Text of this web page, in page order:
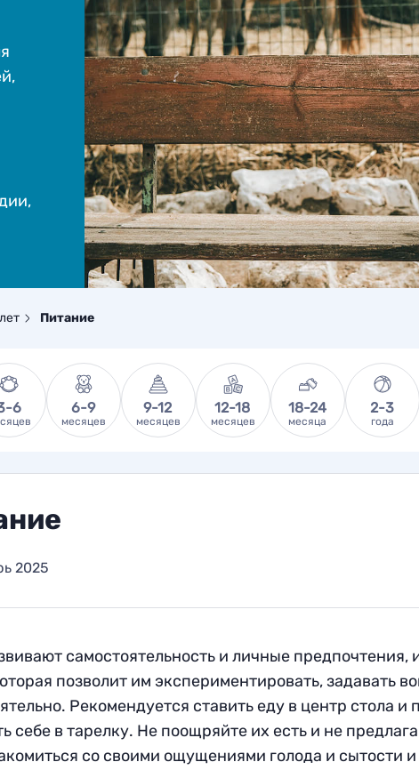
Питание
6 6-9
месяцев
9-12
месяцев
12-18
месяцев
18-24
месяца
2-3
года
2025
самостоятельность и личные
позволит им экспериментировать, задавать
Рекомендуется ставить еду в центр стола и
себе в тарелку. Не поощряйте их есть и не
со своими ощущениями голода и сытости